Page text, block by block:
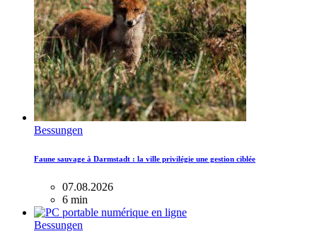
Bessungen
Faune sauvage à Darmstadt : la ville privilégie une gestion ciblée
07.08.2026
6 min
Bessungen